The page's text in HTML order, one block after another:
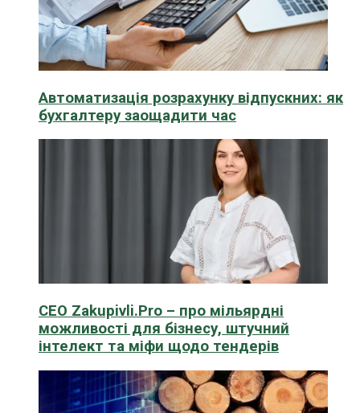
Автоматизація розрахунку відпускних: як
бухгалтеру заощадити час
CEO Zakupivli.Pro – про мільярдні
можливості для бізнесу, штучний
інтелект та міфи щодо тендерів